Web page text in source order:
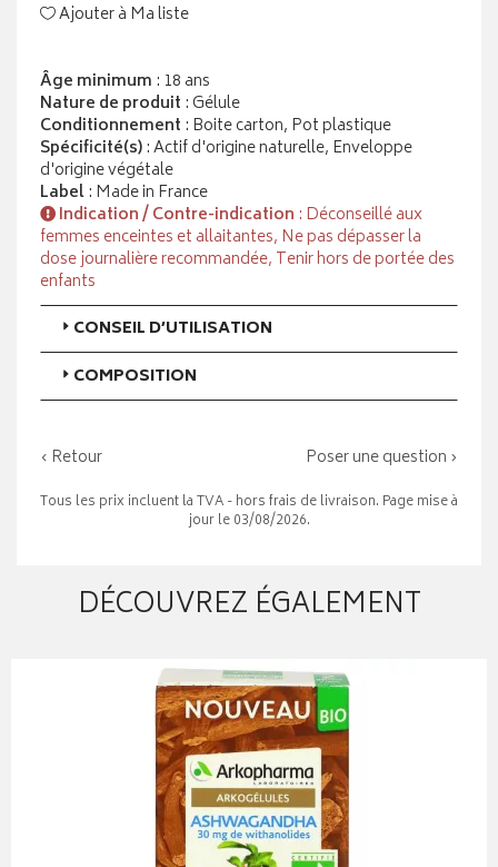
Ajouter à Ma liste
Âge minimum : 18 ans
Nature de produit : Gélule
Conditionnement : Boite carton, Pot plastique
Spécificité(s): Actif d'origine naturelle, Enveloppe
d'origine végétale
Label: Made in France
Indication / Contre-indication : Déconseillé aux
femmes enceintes et allaitantes, Ne pas dépasser la
dose journalière recommandée, Tenir hors de portée des
enfants
CONSEIL D’UTILISATION
COMPOSITION
‹ Retour Poser une question ›
Tous les prix incluent la TVA - hors frais de livraison. Page mise à
jour le 03/08/2026.
DÉCOUVREZ ÉGALEMENT